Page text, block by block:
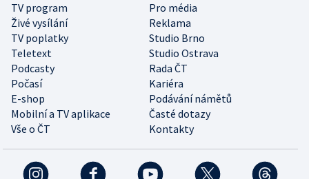
TV program
Pro média
Živé vysílání
Reklama
TV poplatky
Studio Brno
Teletext
Studio Ostrava
Podcasty
Rada ČT
Počasí
Kariéra
E-shop
Podávání námětů
Mobilní a TV aplikace
Časté dotazy
Vše o ČT
Kontakty